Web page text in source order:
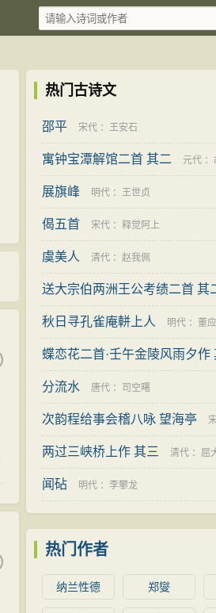
热门古诗文
邵平 宋代 ： 王安石
寓钟宝潭解馆二首 其二 元代 ：
展旗峰 明代 ： 王世贞
偈五首 宋代 ： 释觉阿上
虞美人 清代 ： 赵我佩
送大宗伯两洲王公考绩二首 其
继盛
秋日寻孔雀庵軿上人 明代 ： 董
蝶恋花二首·壬午金陵风雨夕作
代：龙榆生
分流水 唐代 ： 司空曙
次韵程给事会稽八咏 望海亭
两过三峡桥上作 其三 清代 ： 屈
闻砧 明代 ： 李攀龙
热门作者
纳兰性德 郑燮